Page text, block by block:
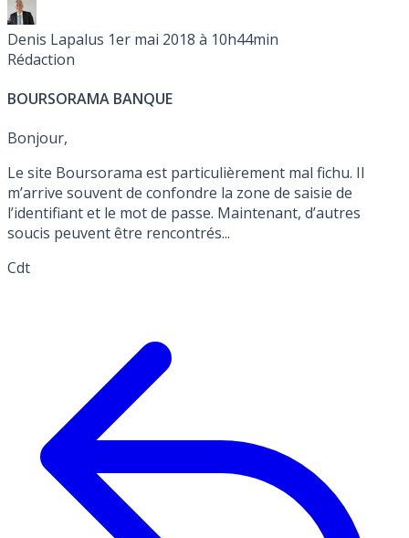
Denis Lapalus 1er mai 2018 à 10h44min
Rédaction
BOURSORAMA BANQUE
Bonjour,
Le site Boursorama est particulièrement mal fichu. Il
m’arrive souvent de confondre la zone de saisie de
l’identifiant et le mot de passe. Maintenant, d’autres
soucis peuvent être rencontrés...
Cdt